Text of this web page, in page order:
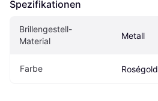
Spezifikationen
Brillengestell-
Material
Metall
Farbe Roségold